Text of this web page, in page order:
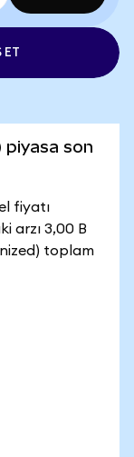
ET
piyasa son
fiyatı
arzı 3,00 B
toplam